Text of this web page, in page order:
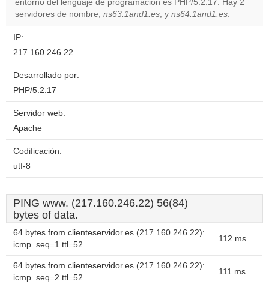
Do you
own this
entorno del lenguaje de programación es PHP/5.2.17. Hay 2
servidores de nombre, ns63.1and1.es, y ns64.1and1.es.
IP:
217.160.246.22
Desarrollado por:
PHP/5.2.17
Servidor web:
Apache
Codificación:
utf-8
PING www. (217.160.246.22) 56(84)
bytes of data.
64 bytes from clienteservidor.es (217.160.246.22):
icmp_seq=1 ttl=52
112 ms
64 bytes from clienteservidor.es (217.160.246.22):
icmp_seq=2 ttl=52
111 ms